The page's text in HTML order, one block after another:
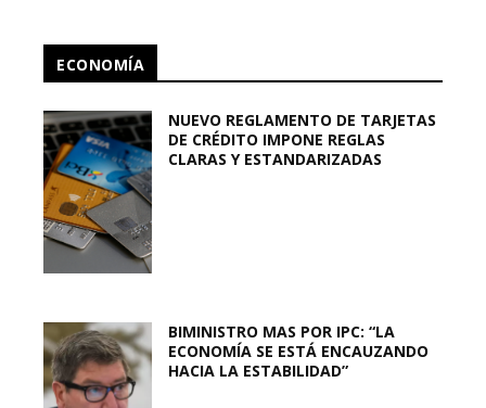
ECONOMÍA
NUEVO REGLAMENTO DE TARJETAS
DE CRÉDITO IMPONE REGLAS
CLARAS Y ESTANDARIZADAS
BIMINISTRO MAS POR IPC: “LA
ECONOMÍA SE ESTÁ ENCAUZANDO
HACIA LA ESTABILIDAD”